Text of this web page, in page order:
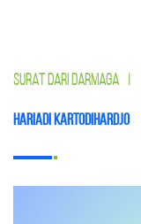
SURAT DARI DARMAGA
Hariadi Kartodihardjo